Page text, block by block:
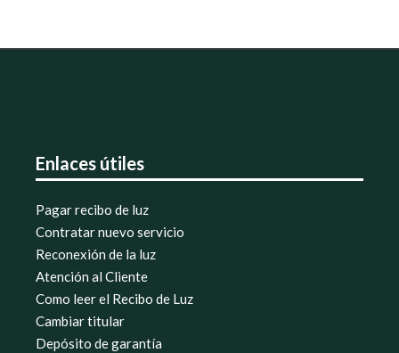
Enlaces útiles
Pagar recibo de luz
Contratar nuevo servicio
Reconexión de la luz
Atención al Cliente
Como leer el Recibo de Luz
Cambiar titular
Depósito de garantía